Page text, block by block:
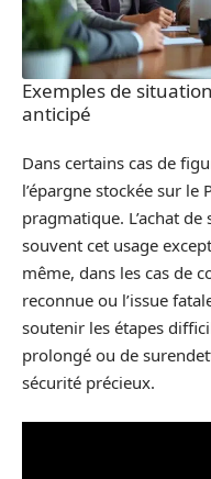
Exemples de
anticipé
Dans certains cas de
l’épargne stockée sur le
pragmatique. L’achat
souvent cet usage
même, dans les cas de
reconnue ou l’issue
soutenir les étapes
prolongé ou de
sécurité précieux.